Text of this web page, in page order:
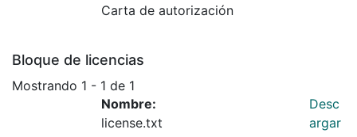
Carta de autorización
Bloque de licencias
Mostrando 1 - 1 de 1
Nombre:
license.txt
Desc
argar